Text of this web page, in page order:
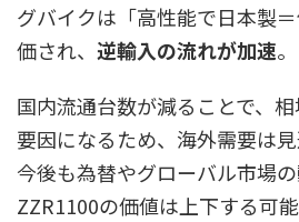
グバイクは「高性能で日本製
価され、 逆輸入の流れが加速。
国内流通台数が減ることで、
要因になるため、海外需要は見
今後も為替やグローバル市場の
ZZR1100の価値は上下する可能